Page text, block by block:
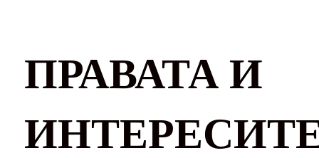
ПРАВАТА И